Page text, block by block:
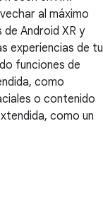
al máximo
Android XR y
experiencias de tu
funciones de
como
o contenido
como un